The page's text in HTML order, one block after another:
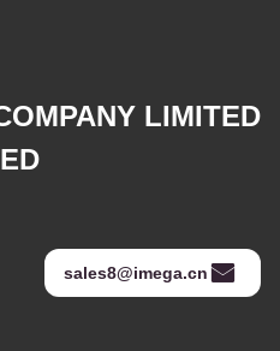
LIMITED
sales8@imega.cn